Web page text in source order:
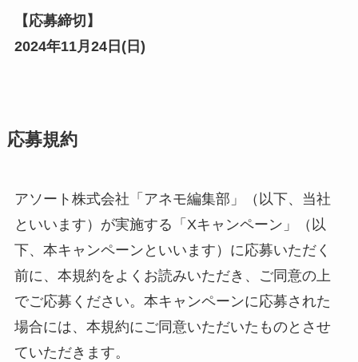
【応募締切】
2024年11月 24日(日 )
応募規約
アソート株式会社「アネモ編集部」（以下、当社
といいます）が実施する「Xキャンペーン」（以
下、本キャンペーンといいます）に応募いただく
前に、本規約をよくお読みいただき、ご同意の上
でご応募ください。本キャンペーンに応募された
場合には、本規約にご同意いただいたものとさせ
ていただきます。